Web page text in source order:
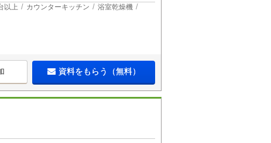
以上 カウンターキッチン 浴室乾燥機
資料をもらう（無料）